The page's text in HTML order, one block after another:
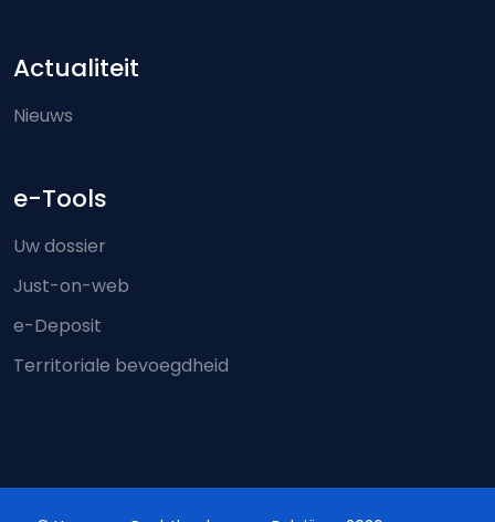
Actualiteit
Nieuws
e-Tools
Uw dossier
Just-on-web
e-Deposit
Territoriale bevoegdheid